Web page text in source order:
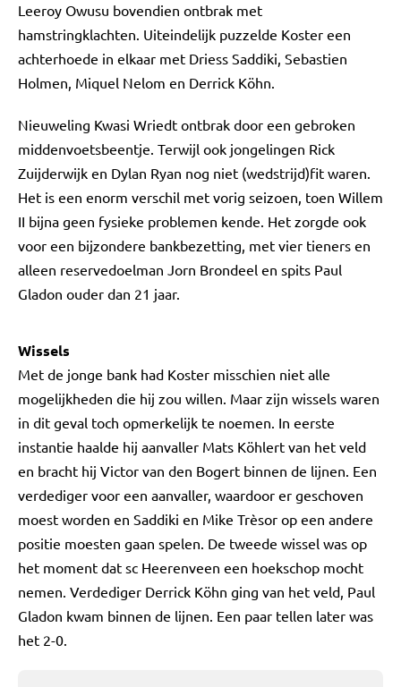
Leeroy Owusu bovendien ontbrak met
hamstringklachten. Uiteindelijk puzzelde Koster een
achterhoede in elkaar met Driess Saddiki, Sebastien
Holmen, Miquel Nelom en Derrick Köhn.
Nieuweling Kwasi Wriedt ontbrak door een gebroken
middenvoetsbeentje. Terwijl ook jongelingen Rick
Zuijderwijk en Dylan Ryan nog niet (wedstrijd)fit waren.
Het is een enorm verschil met vorig seizoen, toen Willem
II bijna geen fysieke problemen kende. Het zorgde ook
voor een bijzondere bankbezetting, met vier tieners en
alleen reservedoelman Jorn Brondeel en spits Paul
Gladon ouder dan 21 jaar.
Wissels
Met de jonge bank had Koster misschien niet alle
mogelijkheden die hij zou willen. Maar zijn wissels waren
in dit geval toch opmerkelijk te noemen. In eerste
instantie haalde hij aanvaller Mats Köhlert van het veld
en bracht hij Victor van den Bogert binnen de lijnen. Een
verdediger voor een aanvaller, waardoor er geschoven
moest worden en Saddiki en Mike Trèsor op een andere
positie moesten gaan spelen. De tweede wissel was op
het moment dat sc Heerenveen een hoekschop mocht
nemen. Verdediger Derrick Köhn ging van het veld, Paul
Gladon kwam binnen de lijnen. Een paar tellen later was
het 2-0.